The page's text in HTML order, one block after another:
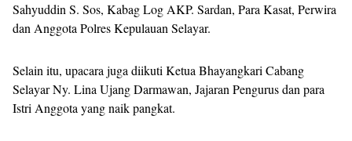
Sahyuddin S. Sos, Kabag Log AKP. Sardan, Para Kasat, Perwira
dan Anggota Polres Kepulauan Selayar.
Selain itu, upacara juga diikuti Ketua Bhayangkari Cabang
Selayar Ny. Lina Ujang Darmawan, Jajaran Pengurus dan para
Istri Anggota yang naik pangkat.